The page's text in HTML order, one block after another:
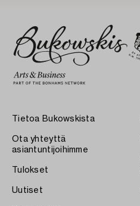
Tietoa Bukowskista
Ota yhteyttä
asiantuntijoihimme
Tulokset
Uutiset